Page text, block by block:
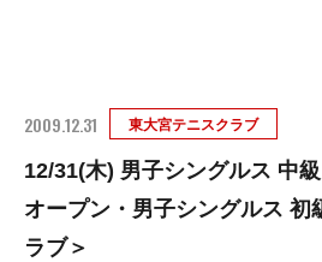
2009.12.31 東大宮テニスクラブ
12/31(木) 男子シングルス 中
オープン・男子シングルス 初
ラブ＞